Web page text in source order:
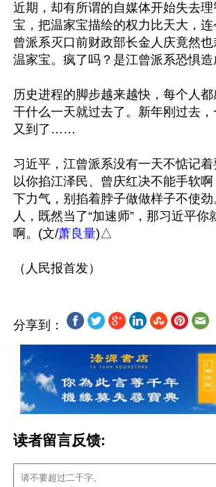
近期，却有所谓的自媒体开始失去
宝，把温家宝描绘的权力比天大，
曾派系灭口前财政部长金人庆竟然
温家宝。疯了吗？是江曾派系恐惧造
历史进程的脚步越来越快，每个人
干什么一天就过去了。新年刚过去
又到了……
习近平，江曾派系没有一天不惦记
以你掐江泽民、曾庆红决不能手软
下力气，别掐着脖子做做样子不使
人，既然当了“加速师”，那习近平你
啊。(文/萧良量)△
分享到：
读者留言反馈: